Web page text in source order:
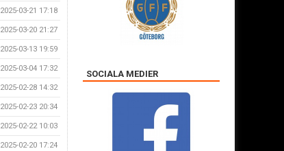
2025-03-21 17:18
2025-03-20 21:27
2025-03-13 19:59
2025-03-04 17:32
2025-02-28 14:32
2025-02-23 20:34
2025-02-22 10:03
2025-02-20 17:24
SOCIALA MEDIER